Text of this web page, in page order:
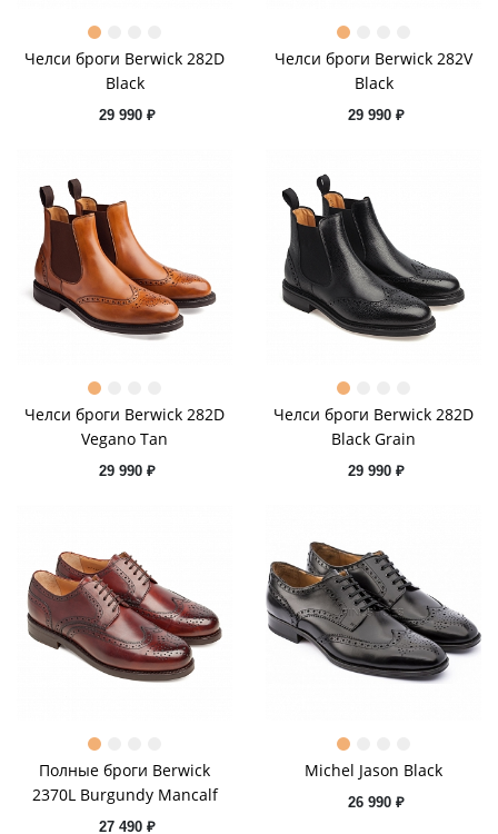
Челси броги Berwick 282D
Black
29 990 ₽
Челси броги Berwick 282V
Black
29 990 ₽
Челси броги Berwick 282D
Vegano Tan
29 990 ₽
Челси броги Berwick 282D
Black Grain
29 990 ₽
Полные броги Berwick
2370L Burgundy Mancalf
27 490 ₽
Michel Jason Black
26 990 ₽